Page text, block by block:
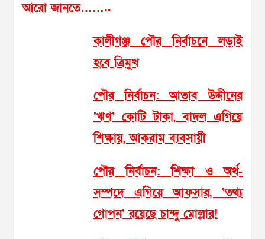
আরো জানতে……..
কালীগঞ্জ পৌর নির্বাচনে লড়াই
হবে ত্রিমুখ
পৌর নির্বাচন: আতাব উদ্দীনের
‘ঋণ’ কোটি টাকা, বাদল এগিয়ে
শিক্ষায়, আকরাম ব্যবসায়ী
পৌর নির্বাচন: শিক্ষা ও অর্থ-
সম্পদে এগিয়ে আফসার, ‘তথ্য
গোপন’ রয়েছে চান্দু মোল্লার!